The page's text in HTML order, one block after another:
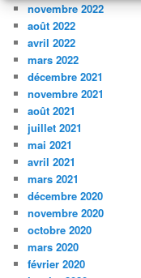
novembre 2022
août 2022
avril 2022
mars 2022
décembre 2021
novembre 2021
août 2021
juillet 2021
mai 2021
avril 2021
mars 2021
décembre 2020
novembre 2020
octobre 2020
mars 2020
février 2020